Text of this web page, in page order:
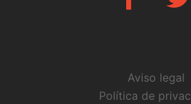
Aviso legal
Política de